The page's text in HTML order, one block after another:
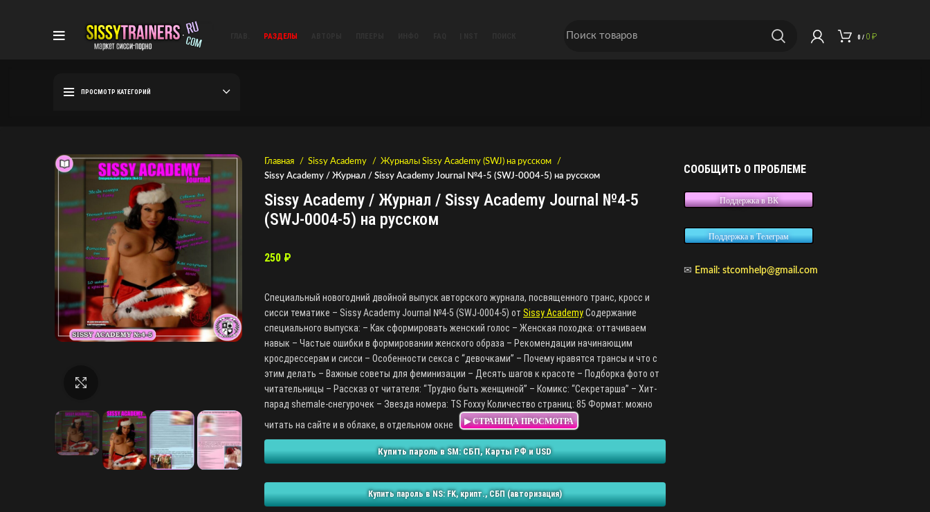
РАЗДЕЛЫ 0 / 0 ₽
ПРОСМОТР КАТЕГОРИЙ
Главная Sissy Academy
Журналы Sissy Academy (SWJ) на русском
Sissy Academy / Журнал / Sissy Academy Journal №4-5 (SWJ-0004-5) на русском
Sissy Academy / Журнал / Sissy Academy Journal №4-5
(SWJ-0004-5) на русском
250 ₽
Специальный новогодний двойной выпуск авторского журнала, посвященного транс, кросс и
сисси тематике – Sissy Academy Journal №4-5 (SWJ-0004-5) от Sissy AcademyСодержание
специального выпуска: – Как сформировать женский голос – Женская походка: оттачиваем
навык – Частые ошибки в формировании женского образа – Рекомендации начинающим
кросдрессерам и сисси – Особенности секса с “девочками” – Почему нравятся трансы и что с
этим делать – Важные советы для феминизации – Десять шагов к красоте – Подборка фото от
читательницы – Рассказ от читателя: “Трудно быть женщиной” – Комикс: “Секретарша” – Хит-
парад shemale-снегурочек – Звезда номера: TS Foxxy Количество страниц: 85 Формат: можно
читать на сайте и в облаке, в отдельном окне
▶ СТРАНИЦА ПРОСМОТРА
Купить пароль в SM: СБП, Карты РФ и USD
Купить пароль в NS: FK, крипт., СБП (авторизация)
СООБЩИТЬ О ПРОБЛЕМЕ
Поддержка в ВК
Поддержка в Телеграм
✉ Email: stcomhelp@gmail.com